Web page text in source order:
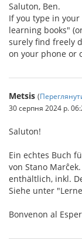
Saluton, Ben.
If you type in
learning books"
surely find freely
on your phone or
Metsis (
30 серпня 2024 р.
Saluton!
Ein echtes Buch
von Stano
enthältlich, inkl.
Siehe unter
Bonvenon al